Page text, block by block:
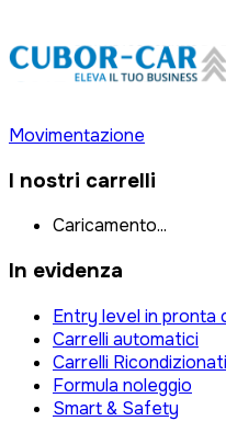
Movimentazione
I nostri carrelli
Caricamento...
In evidenza
Entry level in pronta
Carrelli automatici
Carrelli Ricondizionati
Formula noleggio
Smart & Safety